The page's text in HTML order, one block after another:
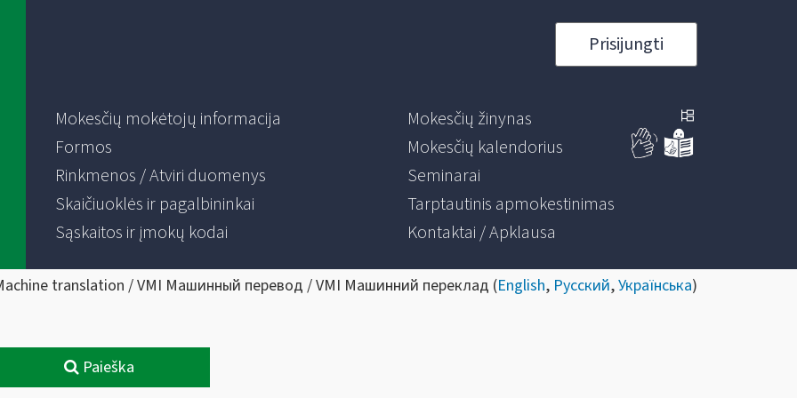
Prisijungti
Mokesčių mokėtojų informacija
Formos
Rinkmenos / Atviri duomenys
Skaičiuoklės ir pagalbininkai
Sąskaitos ir įmokų kodai
Mokesčių žinynas
Mokesčių kalendorius
Seminarai
Tarptautinis apmokestinimas
Kontaktai / Apklausa
translation / VMI Машинный перевод / VMI Машинний переклад (English, Русский,Українська)
Paieška